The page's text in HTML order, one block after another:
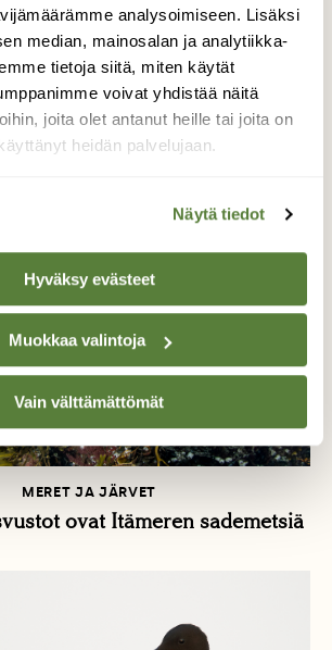
analysoimiseen. Lisäksi
median, mainosalan ja analytiikka-
tietoja siitä, miten käytät
voivat yhdistää näitä
joita olet antanut heille tai joita on
heidän palvelujaan.
Näytä tiedot
Hyväksy evästeet
Muokkaa valintoja
Vain välttämättömät
MERET JA JÄRVET
ovat Itämeren sademetsiä